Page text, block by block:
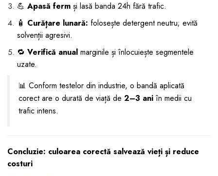
💪 Apasă ferm și lasă banda 24h fără trafic.
🧴 Curățare lunară: folosește detergent neutru; evită
solvenții agresivi.
🔁 Verifică anual marginile și înlocuiește segmentele
uzate.
📊 Conform testelor din industrie, o bandă aplicată
corect are o durată de viață de 2–3 ani în medii cu
trafic intens.
Concluzie: culoarea corectă salvează vieți și reduce
costuri